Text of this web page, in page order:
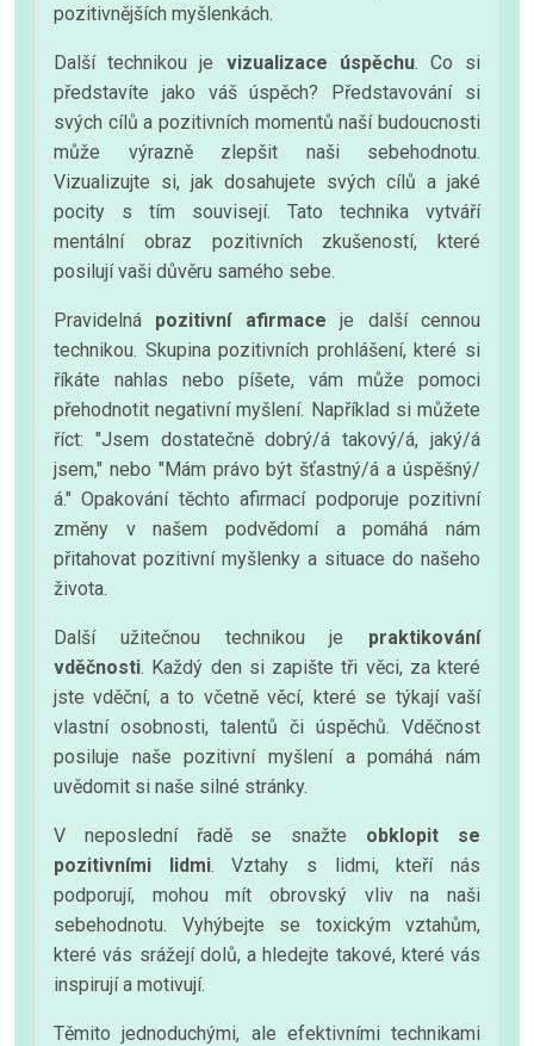
pozitivnějších myšlenkách.
Další technikou je vizualizace úspěchu. Co si
představíte jako váš úspěch? Představování si
svých cílů a pozitivních momentů naší budoucnosti
může výrazně zlepšit naši sebehodnotu.
Vizualizujte si, jak dosahujete svých cílů a jaké
pocity s tím souvisejí. Tato technika vytváří
mentální obraz pozitivních zkušeností, které
posilují vaši důvěru samého sebe.
Pravidelná pozitivní afirmace je další cennou
technikou. Skupina pozitivních prohlášení, které si
říkáte nahlas nebo píšete, vám může pomoci
přehodnotit negativní myšlení. Například si můžete
říct: "Jsem dostatečně dobrý/á takový/á, jaký/á
jsem," nebo "Mám právo být šťastný/á a úspěšný/
á." Opakování těchto afirmací podporuje pozitivní
změny v našem podvědomí a pomáhá nám
přitahovat pozitivní myšlenky a situace do našeho
života.
Další užitečnou technikou je praktikování
vděčnosti. Každý den si zapište tři věci, za které
jste vděční, a to včetně věcí, které se týkají vaší
vlastní osobnosti, talentů či úspěchů. Vděčnost
posiluje naše pozitivní myšlení a pomáhá nám
uvědomit si naše silné stránky.
V neposlední řadě se snažte obklopit se
pozitivními lidmi. Vztahy s lidmi, kteří nás
podporují, mohou mít obrovský vliv na naši
sebehodnotu. Vyhýbejte se toxickým vztahům,
které vás srážejí dolů, a hledejte takové, které vás
inspirují a motivují.
Těmito jednoduchými, ale efektivními technikami